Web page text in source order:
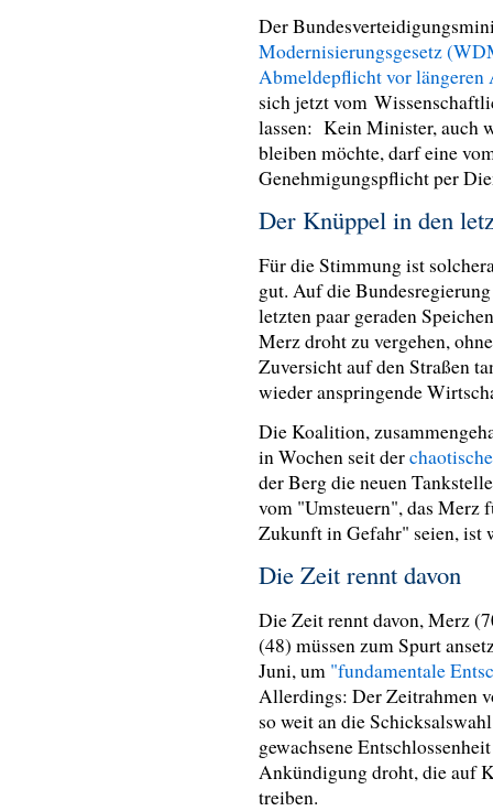
Der
Modernisierungsgesetz
Abmeldepflicht vor längeren
sich jetzt vom
lassen: Kein Minister, auch
bleiben möchte, darf eine
Genehmigungspflicht per
Der Knüppel in den
Für die Stimmung ist
gut. Auf die
letzten paar geraden
Merz droht zu vergehen,
Zuversicht auf den Straßen
wieder anspringende
Die Koalition,
in Wochen seit der
der Berg die neuen
vom "Umsteuern", das Merz
Zukunft in Gefahr" seien, ist
Die Zeit rennt davon
Die Zeit rennt davon, Merz
(48) müssen zum Spurt
Juni, um "fundamentale
Allerdings: Der Zeitrahmen
so weit an die
gewachsene
Ankündigung droht, die auf
treiben.